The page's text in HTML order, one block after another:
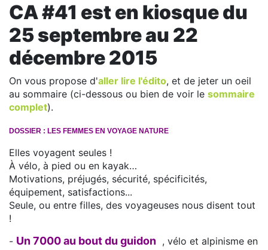
CA #41 est en kiosque du
25 septembre au 22
décembre 2015
On vous propose d'aller lire l'édito, et de jeter un oeil
au sommaire (ci-dessous ou bien de voir le sommaire
complet).
DOSSIER : LES FEMMES EN VOYAGE NATURE
Elles voyagent seules !
À vélo, à pied ou en kayak…
Motivations, préjugés, sécurité, spécificités,
équipement, satisfactions...
Seule, ou entre filles, des voyageuses nous disent tout
!
- Un 7000 au bout du guidon , vélo et alpinisme en